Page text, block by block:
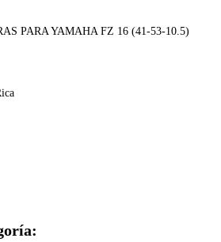
PARA YAMAHA FZ 16 (41-53-10.5)